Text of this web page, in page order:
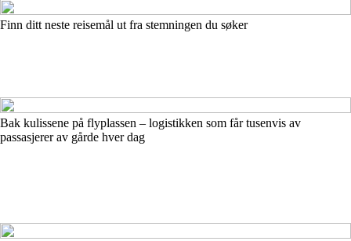
Finn ditt neste reisemål ut fra stemningen du søker
Bak kulissene på flyplassen – logistikken som får tusenvis av
passasjerer av gårde hver dag